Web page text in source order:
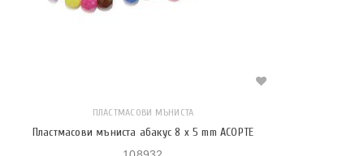
ПЛАСТМАСОВИ МЪНИСТА
Пластмасови мъниста абакус 8 x 5 mm АСОРТЕ